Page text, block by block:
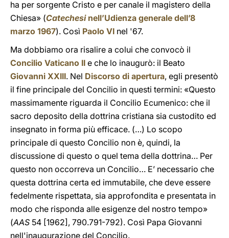
ha per sorgente Cristo e per canale il magistero della
Chiesa» (Catechesinell’Udienza generale dell’8
marzo 1967). Così Paolo VI nel '67.
Ma dobbiamo ora risalire a colui che convocò il
Concilio Vaticano II e che lo inaugurò: il Beato
Giovanni XXIII. Nel Discorso di apertura, egli presentò
il fine principale del Concilio in questi termini: «Questo
massimamente riguarda il Concilio Ecumenico: che il
sacro deposito della dottrina cristiana sia custodito ed
insegnato in forma più efficace. (…) Lo scopo
principale di questo Concilio non è, quindi, la
discussione di questo o quel tema della dottrina… Per
questo non occorreva un Concilio… E’ necessario che
questa dottrina certa ed immutabile, che deve essere
fedelmente rispettata, sia approfondita e presentata in
modo che risponda alle esigenze del nostro tempo»
(AAS 54 [1962], 790.791-792). Così Papa Giovanni
nell'inaugurazione del Concilio.